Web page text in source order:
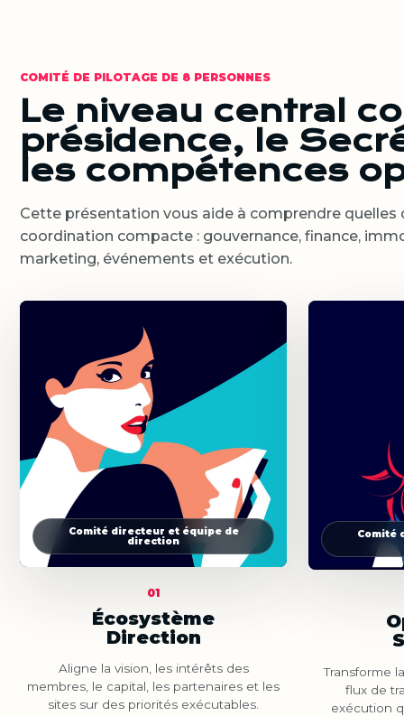
COMITÉ DE PILOTAGE DE 8 PERSONNES
Le niveau central
présidence, le
les compétences
Cette présentation vous aide à comprendre
coordination compacte : gouvernance, finance,
marketing, événements et exécution.
Comité directeur et équipe de
direction
01
Écosystème
Direction
Aligne la vision, les intérêts des
membres, le capital, les partenaires et les
sites sur des priorités exécutables.
Comité
Transforme
flux de
exécution